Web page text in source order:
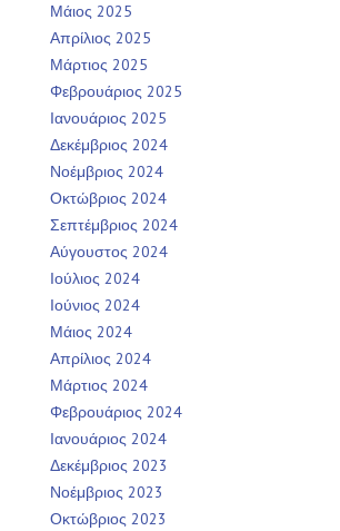
Μάιος 2025
Απρίλιος 2025
Μάρτιος 2025
Φεβρουάριος 2025
Ιανουάριος 2025
Δεκέμβριος 2024
Νοέμβριος 2024
Οκτώβριος 2024
Σεπτέμβριος 2024
Αύγουστος 2024
Ιούλιος 2024
Ιούνιος 2024
Μάιος 2024
Απρίλιος 2024
Μάρτιος 2024
Φεβρουάριος 2024
Ιανουάριος 2024
Δεκέμβριος 2023
Νοέμβριος 2023
Οκτώβριος 2023